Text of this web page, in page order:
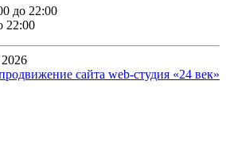
до 22:00
22:00
сайта web-студия «24 век»